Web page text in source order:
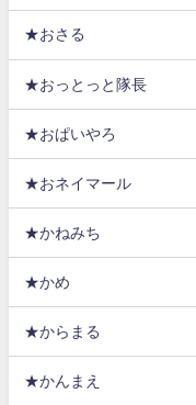
★おさる
★おっとっと隊長
★おぱいやろ
★おネイマール
★かねみち
★かめ
★からまる
★かんまえ